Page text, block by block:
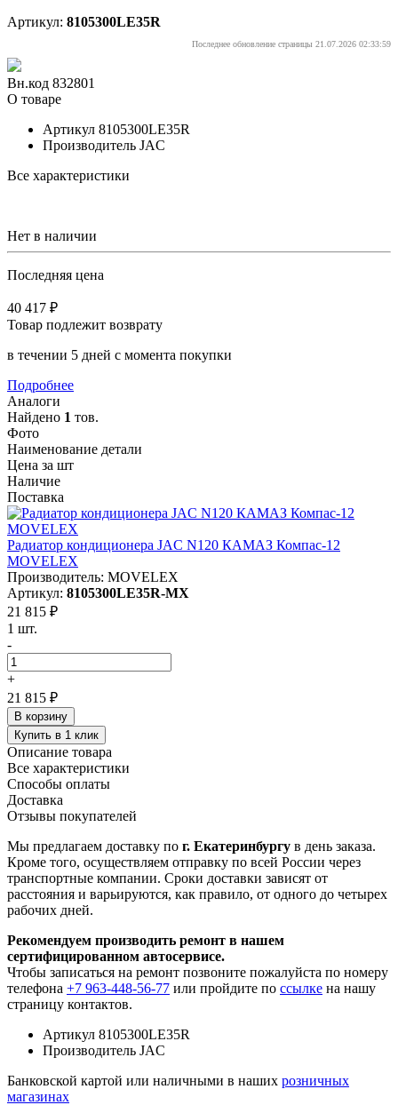
Артикул: 8105300LE35R
Последнее обновление страницы 21.07.2026 02:33:59
Вн.код 832801
О товаре
Артикул 8105300LE35R
Производитель JAC
Все характеристики
Нет в наличии
Последняя цена
40 417 ₽
Товар подлежит возврату
в течении 5 дней с момента покупки
Подробнее
Аналоги
Найдено 1 тов.
Фото
Наименование детали
Цена за шт
Наличие
Поставка
Радиатор кондиционера JAC N120 КАМАЗ Компас-12
MOVELEX
Производитель: MOVELEX
Артикул: 8105300LE35R-MX
21 815 ₽
1 шт.
-
+
21 815 ₽
В корзину
Купить в 1 клик
Описание товара
Все характеристики
Способы оплаты
Доставка
Отзывы покупателей
Мы предлагаем доставку по г. Екатеринбургу в день заказа.
Кроме того, осуществляем отправку по всей России через
транспортные компании. Сроки доставки зависят от
расстояния и варьируются, как правило, от одного до четырех
рабочих дней.
Рекомендуем производить ремонт в нашем
сертифицированном автосервисе.
Чтобы записаться на ремонт позвоните пожалуйста по номеру
телефона +7 963-448-56-77 или пройдите по ссылке на нашу
страницу контактов.
Артикул 8105300LE35R
Производитель JAC
Банковской картой или наличными в наших розничных
магазинах